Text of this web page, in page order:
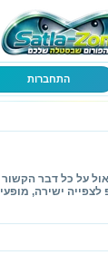
התחברות
על כל דבר הקשור
ישירה, מופעי